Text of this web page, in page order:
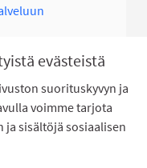
evästeistä
suorituskyvyn ja
voimme tarjota
sisältöjä sosiaalisen
kysytyt kysymykset